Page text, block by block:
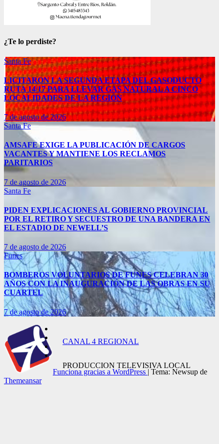
¿Te lo perdiste?
Santa Fe
LICITARON LA SEGUNDA ETAPA DEL GASODUCTO
RUTA 14/17 PARA LLEVAR GAS NATURAL A CINCO
LOCALIDADES DE LA REGIÓN
7 de agosto de 2026
Santa Fe
AMSAFE EXIGE LA PUBLICACIÓN DE CARGOS
VACANTES Y MANTIENE LOS RECLAMOS
PARITARIOS
7 de agosto de 2026
Santa Fe
PIDEN EXPLICACIONES AL GOBIERNO PROVINCIAL
POR EL RETIRO Y SECUESTRO DE UNA BANDERA EN
EL ESTADIO DE NEWELL’S
7 de agosto de 2026
Funes
BOMBEROS VOLUNTARIOS DE FUNES CELEBRAN 30
AÑOS CON LA INAUGURACIÓN DE LAS OBRAS EN SU
CUARTEL
7 de agosto de 2026
CANAL 4 REGIONAL
PRODUCCION TELEVISIVA LOCAL
Funciona gracias a WordPress | Tema: Newsup de
Themeansar